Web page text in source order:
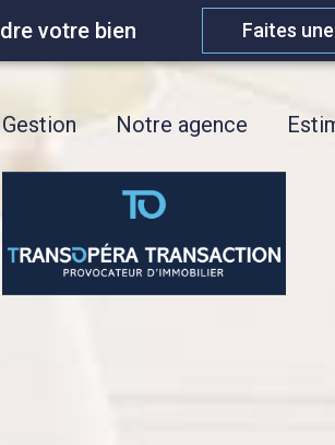
votre bien Faites
Gestion Notre agence